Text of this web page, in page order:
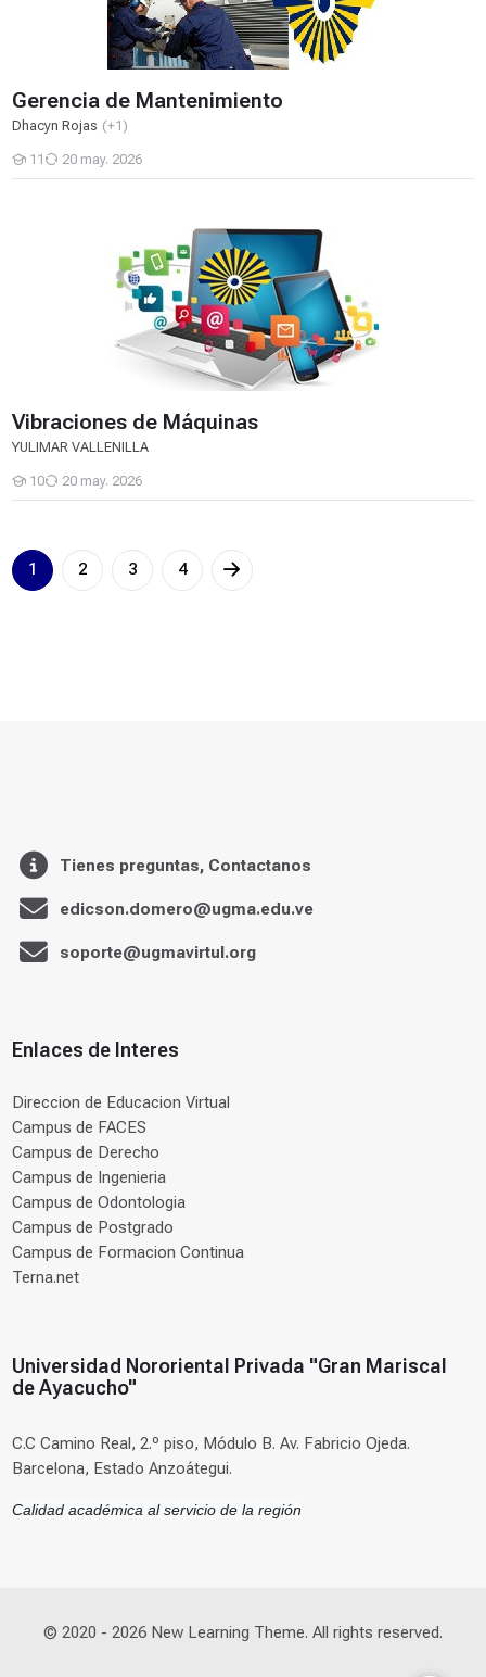
Gerencia de Mantenimiento
Dhacyn Rojas (+1)
11
Estudiantes
20 may. 2026
Vibraciones de Máquinas
YULIMAR VALLENILLA
10
Estudiantes
20 may. 2026
1 2 3 4
Tienes preguntas, Contactanos
edicson.domero@ugma.edu.ve
soporte@ugmavirtul.org
Enlaces de Interes
Direccion de Educacion Virtual
Campus de FACES
Campus de Derecho
Campus de Ingenieria
Campus de Odontologia
Campus de Postgrado
Campus de Formacion Continua
Terna.net
Universidad Nororiental Privada "Gran Mariscal
de Ayacucho"
C.C Camino Real, 2.º piso, Módulo B. Av. Fabricio Ojeda.
Barcelona, Estado Anzoátegui.
Calidad académica al servicio de la región
© 2020 - 2026 New Learning Theme. All rights reserved.